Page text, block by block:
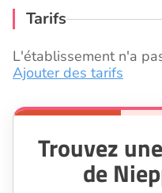
Tarifs
L'établissement n'a
Ajouter des tarifs
Trouvez
de